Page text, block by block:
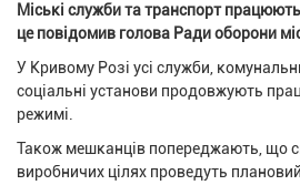
Міські служби та транспорт
це повідомив голова Ради оборони
У Кривому Розі усі служби,
соціальні установи продовжують
режимі.
Також мешканців попереджають, що
виробничих цілях проведуть